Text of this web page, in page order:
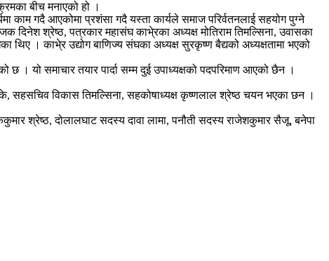
बीच मनाएको हो ।
काम गदै आएकोमा प्रशंसा गदै यस्ता कार्यले समाज परिर्वतनलाई सहयोग पुग्ने
दिनेश श्रेष्ठ, पत्रकार महासंघ काभे्रका अध्यक्ष मोतिराम तिमल्सिना, उवासका
थिए । काभे्र उद्योग बाणिज्य संघका अध्यक्ष सुरकृष्ण बैद्यको अध्यक्षतामा भएको
छ । यो समाचार तयार पार्दा सम्म दुई उपाध्यक्षको पदपरिमाण आएको छैन ।
सहसचिव विकास तिमल्सिना, सहकोषाध्यक्ष कृष्णलाल श्रेष्ठ चयन भएका छन ।
श्रेष्ठ, दोलालघाट सदस्य दावा लामा, पनौती सदस्य राजेशकुमार सैजू, बनेपा